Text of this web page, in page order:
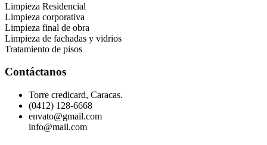
Limpieza Residencial
Limpieza corporativa
Limpieza final de obra
Limpieza de fachadas y vidrios
Tratamiento de pisos
Contáctanos
Torre credicard, Caracas.
(0412) 128-6668
envato@gmail.com
info@mail.com